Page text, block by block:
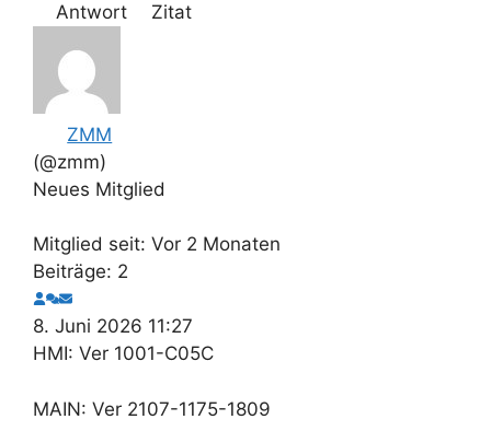
Antwort Zitat
ZMM
(@zmm)
Neues Mitglied
Mitglied seit: Vor 2 Monaten
Beiträge: 2
8. Juni 2026 11:27
HMI: Ver 1001-C05C
MAIN: Ver 2107-1175-1809